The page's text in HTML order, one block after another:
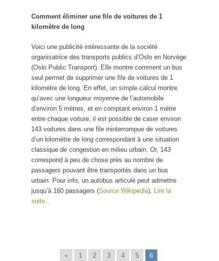
long
Comment éliminer une file de voitures de 1
kilomètre de long
Voici une publicité intéressante de la société
organisatrice des transports publics d’Oslo en Norvège
(Oslo Public Transport). Elle montre comment un bus
seul permet de supprimer une file de voitures de 1
kilomètre de long. En effet, un simple calcul montre
qu’avec une longueur moyenne de l’automobile
d’environ 5 mètres, et en comptant environ 1 mètre
entre chaque voiture, il est possible de caser environ
143 voitures dans une file ininterrompue de voitures
d’un kilomètre de long correspondant à une situation
classique de congestion en milieu urbain. Or, 143
correspond à peu de chose près au nombre de
passagers pouvant être transportés dans un bus
urbain. Pour info, un autobus articulé peut admettre
jusqu’à 160 passagers (Source Wikipedia). Lire la
suite…
« 1 2 3 4 5 6